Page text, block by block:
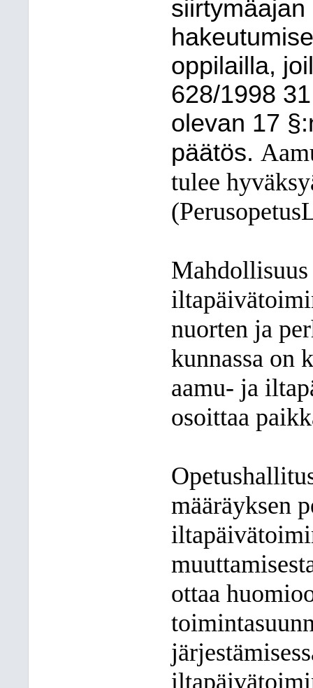
oppilailla,
628/1998
olevan 17
päätös.
tulee
Mahdollisuus
nuorten ja
kunnassa on
aamu- ja
osoittaa
määräyksen
ottaa